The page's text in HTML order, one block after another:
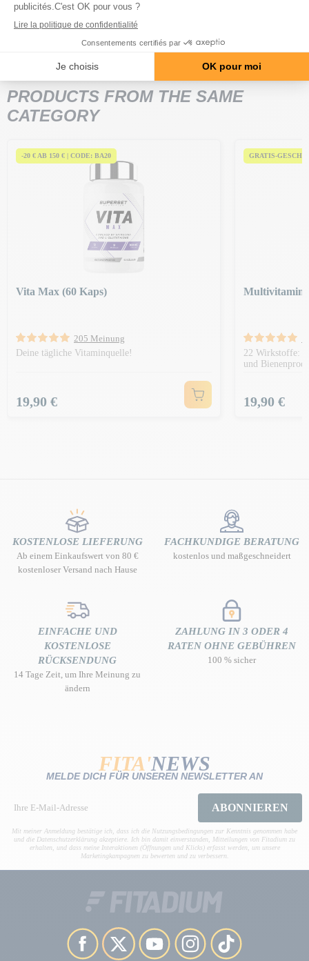
+38.000 verifizierte Bewertungen
PRODUCTS FROM THE SAME
CATEGORY
-20 € AB 150 € | CODE: BA20
Vita Max (60 Kaps)
205 Meinung
Deine tägliche Vitaminquelle!
Preis
19,90 €
GRATIS-
Multivitamin
22 Wirkstoffe:
und
Preis
19,90 €
KOSTENLOSE LIEFERUNG
Ab einem Einkaufswert von 80 €
kostenloser Versand nach Hause
FACHKUNDIGE BERATUNG
kostenlos und maßgeschneidert
EINFACHE UND
KOSTENLOSE
RÜCKSENDUNG
14 Tage Zeit, um Ihre Meinung zu
ändern
ZAHLUNG IN 3 ODER 4
RATEN OHNE GEBÜHREN
100 % sicher
FITA'NEWS
MELDE DICH FÜR UNSEREN NEWSLETTER AN
ABONNIEREN
Mit meiner Anmeldung bestätige ich, dass ich die Nutzungsbedingungen zur Kenntnis genommen habe
und die Datenschutzerklärung akzeptiere. Ich bin damit einverstanden, Mitteilungen von Fitadium zu
erhalten, und dass meine Interaktionen (Öffnungen und Klicks) erfasst werden, um unsere
Marketingkampagnen zu bewerten und zu verbessern.